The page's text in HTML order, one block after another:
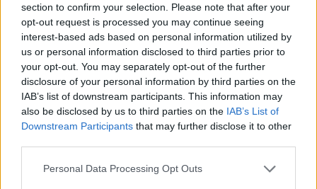
section to confirm your selection. Please note that after your
opt-out request is processed you may continue seeing
interest-based ads based on personal information utilized by
us or personal information disclosed to third parties prior to
your opt-out. You may separately opt-out of the further
disclosure of your personal information by third parties on the
IAB’s list of downstream participants. This information may
also be disclosed by us to third parties on the IAB’s List of
Downstream Participants that may further disclose it to other
Personal Data Processing Opt Outs